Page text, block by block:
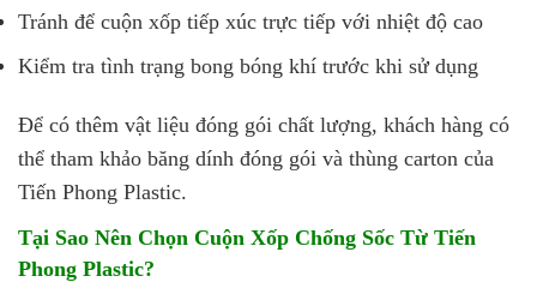
Tránh để cuộn xốp tiếp xúc trực tiếp với nhiệt độ cao
Kiểm tra tình trạng bong bóng khí trước khi sử dụng
Để có thêm vật liệu đóng gói chất lượng, khách hàng có
thể tham khảo băng dính đóng gói và thùng carton của
Tiến Phong Plastic.
Tại Sao Nên Chọn Cuộn Xốp Chống Sốc Từ Tiến
Phong Plastic?